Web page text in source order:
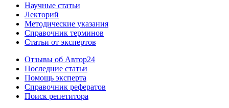
Научные статьи
Лекторий
Методические указания
Справочник терминов
Статьи от экспертов
Отзывы об Автор24
Последние статьи
Помощь эксперта
Справочник рефератов
Поиск репетитора